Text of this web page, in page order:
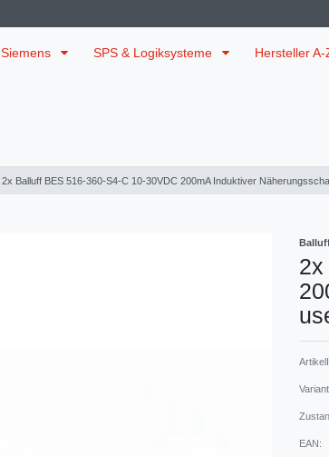
Siemens SPS & Logiksysteme Hersteller A-
2x Balluff BES 516-360-S4-C 10-30VDC 200mA Induktiver
2x
EAN: